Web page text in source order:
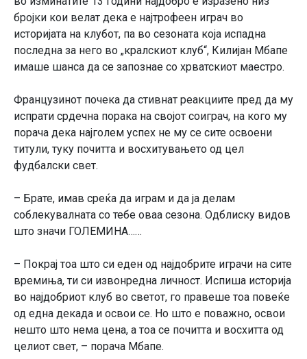
бројки кои велат дека е најтрофеен играч во
историјата на клубот, па во сезоната која испадна
последна за него во „кралскиот клуб“, Килијан Мбапе
имаше шанса да се запознае со хрватскиот маестро.
Французинот почека да стивнат реакциите пред да му
испрати срдечна порака на својот соиграч, на кого му
порача дека најголем успех не му се сите освоени
титули, туку почитта и восхитувањето од цел
фудбалски свет.
– Брате, имав среќа да играм и да ја делам
соблекувалната со тебе оваа сезона. Одблиску видов
што значи ГОЛЕМИНА……
– Покрај тоа што си еден од најдобрите играчи на сите
времиња, ти си извонредна личност. Испиша историја
во најдобриот клуб во светот, го правеше тоа повеќе
од една декада и освои се. Но што е поважно, освои
нешто што нема цена, а тоа се почитта и восхитта од
целиот свет, – порача Мбапе.